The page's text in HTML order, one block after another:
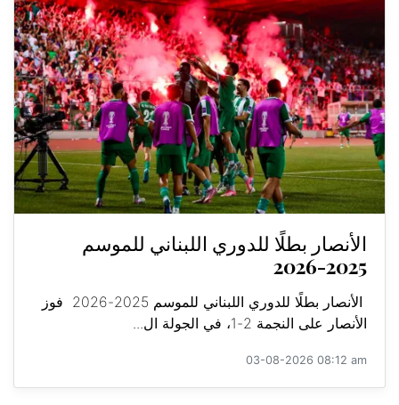
الأنصار بطلًا للدوري اللبناني للموسم
2025-2026
الأنصار بطلًا للدوري اللبناني للموسم 2025-2026 فوز
الأنصار على النجمة 2-1، في الجولة ال...
03-08-2026 08:12 am